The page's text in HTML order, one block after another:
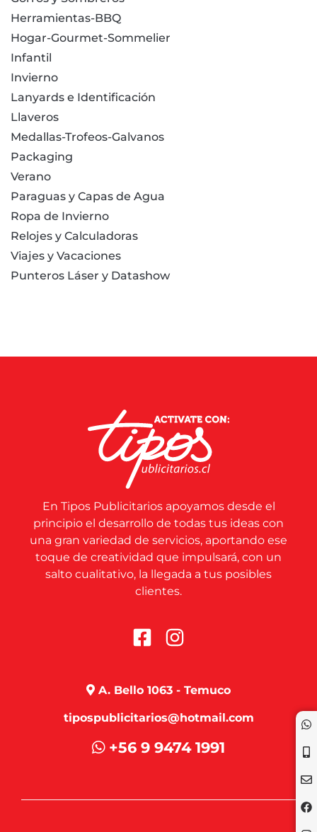
Herramientas-BBQ
Hogar-Gourmet-Sommelier
Infantil
Invierno
Lanyards e Identificación
Llaveros
Medallas-Trofeos-Galvanos
Packaging
Verano
Paraguas y Capas de Agua
Ropa de Invierno
Relojes y Calculadoras
Viajes y Vacaciones
Punteros Láser y Datashow
En Tipos Publicitarios apoyamos desde el
principio el desarrollo de todas tus ideas con
una gran variedad de servicios, aportando ese
toque de creatividad que impulsará, con un
salto cualitativo, la llegada a tus posibles
clientes.
A. Bello 1063 - Temuco
tipospublicitarios@hotmail.com
+56 9 9474 1991